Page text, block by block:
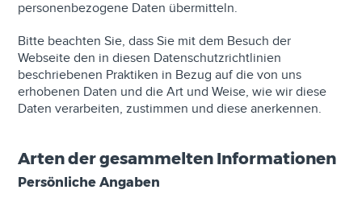
personenbezogene Daten übermitteln.
Bitte beachten Sie, dass Sie mit dem Besuch der
Webseite den in diesen Datenschutzrichtlinien
beschriebenen Praktiken in Bezug auf die von uns
erhobenen Daten und die Art und Weise, wie wir diese
Daten verarbeiten, zustimmen und diese anerkennen.
Arten der gesammelten Informationen
Persönliche Angaben